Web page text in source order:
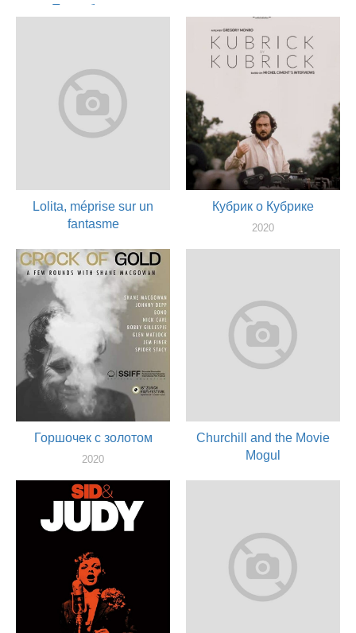
Прессбургера
актер
Lolita, méprise sur un
fantasme
актер
Кубрик о Кубрике
2020
Горшочек с золотом
2020
Churchill and the Movie
Mogul